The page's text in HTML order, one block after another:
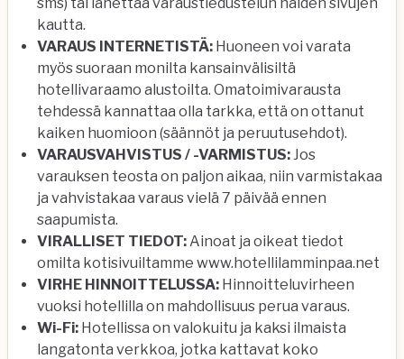
kautta.
VARAUS INTERNETISTÄ: Huoneen voi varata
myös suoraan monilta kansainvälisiltä
hotellivaraamo alustoilta. Omatoimivarausta
tehdessä kannattaa olla tarkka, että on ottanut
kaiken huomioon (säännöt ja peruutusehdot).
VARAUSVAHVISTUS / -VARMISTUS:Jos
varauksen teosta on paljon aikaa, niin varmistakaa
ja vahvistakaa varaus vielä 7 päivää ennen
saapumista.
VIRALLISET TIEDOT:Ainoat ja oikeat tiedot
omilta kotisivuiltamme www.hotellilamminpaa.net
VIRHE HINNOITTELUSSA: Hinnoitteluvirheen
vuoksi hotellilla on mahdollisuus perua varaus.
Wi-Fi: Hotellissa on valokuitu ja kaksi ilmaista
langatonta verkkoa, jotka kattavat koko